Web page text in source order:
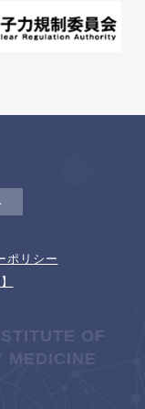
ポリシー
OF
MEDICINE